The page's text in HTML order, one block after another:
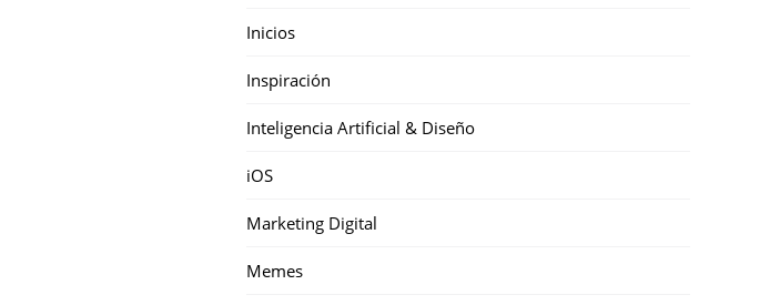
Inicios
Inspiración
Inteligencia Artificial & Diseño
iOS
Marketing Digital
Memes